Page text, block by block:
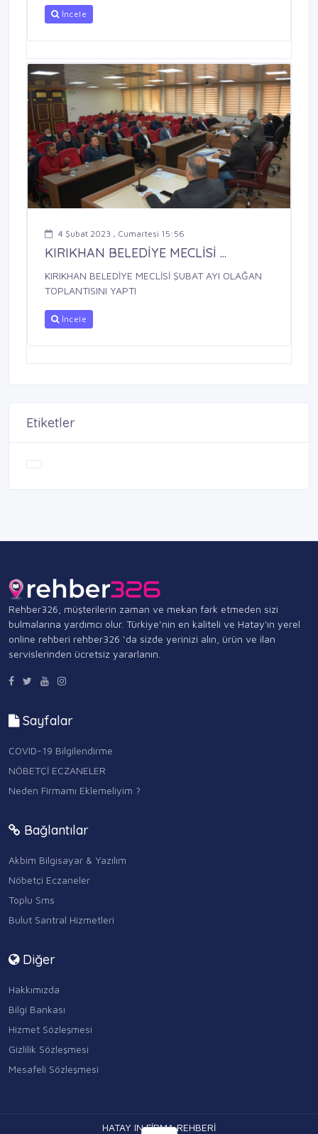
İncele
4 Şubat 2023 , Cumartesi 15:56
KIRIKHAN BELEDİYE MECLİSİ ...
KIRIKHAN BELEDİYE MECLİSİ ŞUBAT AYI OLAĞAN
TOPLANTISINI YAPTI
İncele
Etiketler
Rehber326, müşterilerin zaman ve mekan fark etmeden sizi
bulmalarına yardımcı olur. Türkiye’nin en kaliteli ve Hatay'ın yerel
online rehberi rehber326 ‘da sizde yerinizi alın, ürün ve ilan
servislerinden ücretsiz yararlanın.
Sayfalar
COVID-19 Bilgilendirme
NÖBETÇİ ECZANELER
Neden Firmamı Eklemeliyim ?
Bağlantılar
Akbim Bilgisayar & Yazılım
Nöbetçi Eczaneler
Toplu Sms
Bulut Santral Hizmetleri
Diğer
Hakkımızda
Bilgi Bankası
Hizmet Sözleşmesi
Gizlilik Sözleşmesi
Mesafeli Sözleşmesi
HATAY IN FİRMA REHBERİ